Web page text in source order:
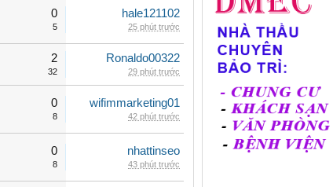
0
5
hale121102
25 phút trước
2
32
Ronaldo00322
29 phút trước
0
8
wifimmarketing01
42 phút trước
0
8
nhattinseo
43 phút trước